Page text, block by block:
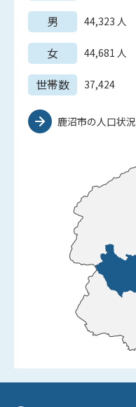
男 44,323 人
女 44,681 人
世帯数 37,424
鹿沼市の人口状況